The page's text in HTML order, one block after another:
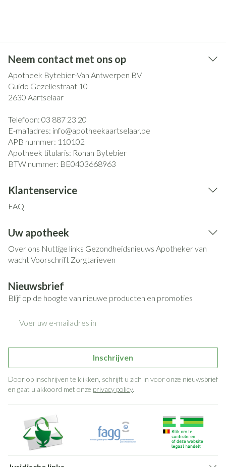
Neem contact met ons op
Apotheek Bytebier-Van Antwerpen BV
Guido Gezellestraat 10
2630 Aartselaar
Telefoon: 03 887 23 20
E-mailadres: info@apotheekaartselaar.be
APB nummer: 110102
Apotheek titularis: Ronan Bytebier
BTW nummer: BE0403668963
Klantenservice
FAQ
Uw apotheek
Over ons Nuttige links Gezondheidsnieuws Apotheker van
wachtVoorschrift Zorgtarieven
Nieuwsbrief
Blijf op de hoogte van nieuwe producten en promoties
Inschrijven
Door op inschrijven te klikken, schrijft u zich in voor onze nieuwsbrief
en gaat u akkoord met onze privacy policy.